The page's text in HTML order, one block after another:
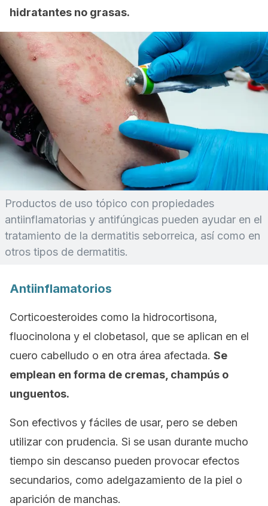
hidratantes no grasas.
Productos de uso tópico con propiedades
antiinflamatorias y antifúngicas pueden ayudar en el
tratamiento de la dermatitis seborreica, así como en
otros tipos de dermatitis.
Antiinflamatorios
Corticoesteroides como la hidrocortisona,
fluocinolona y el clobetasol, que se aplican en el
cuero cabelludo o en otra área afectada. Se
emplean en forma de cremas, champús o
unguentos.
Son efectivos y fáciles de usar, pero se deben
utilizar con prudencia. Si se usan durante mucho
tiempo sin descanso pueden provocar efectos
secundarios, como adelgazamiento de la piel o
aparición de manchas.